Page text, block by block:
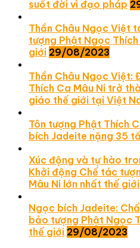
suốt đời vì đạo pháp
Thần Châu Ngọc Việt
tượng Phật Ngọc
giới 29/08/2023
Thần Châu Ngọc Việt:
Thích Ca Mâu Ni trở
giáo thế giới tại Việt
Tôn tượng Phật Thích
bích Jadeite nặng 35
Xúc động và tự hào
Khởi động Chế tác
Mâu Ni lớn nhất thế giới
Ngọc bích Jadeite:
bảo tượng Phật Ngọc
thế giới 29/08/2023